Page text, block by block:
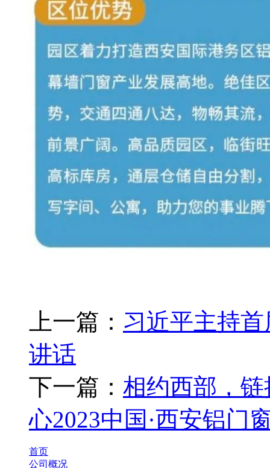
上一篇： 习近平主持
讲话
下一篇： 相约西部，
心2023中国·西安铝门
首页
公司概况